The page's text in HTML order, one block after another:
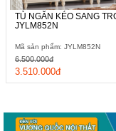
TỦ NGĂN KÉO SANG
JYLM852N
Mã sản phẩm: JYLM852N
3.510.000đ
6.500.000đ